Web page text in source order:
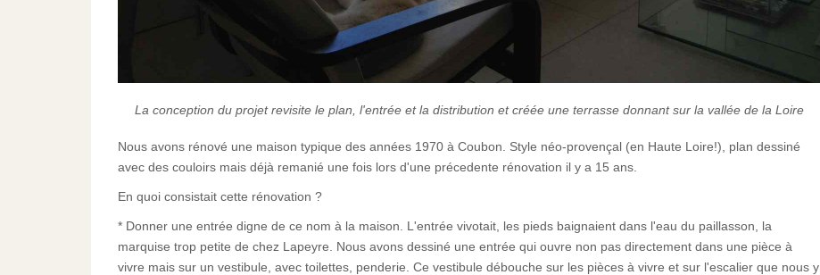
La conception du projet revisite le plan, l'entrée et la distribution et créée une terrasse donnant sur la vallée de la Loire
Nous avons rénové une maison typique des années 1970 à Coubon. Style néo-provençal (en Haute Loire!), plan dessiné
avec des couloirs mais déjà remanié une fois lors d'une précedente rénovation il y a 15 ans.
En quoi consistait cette rénovation ?
* Donner une entrée digne de ce nom à la maison. L'entrée vivotait, les pieds baignaient dans l'eau du paillasson, la
marquise trop petite de chez Lapeyre. Nous avons dessiné une entrée qui ouvre non pas directement dans une pièce à
vivre mais sur un vestibule, avec toilettes, penderie. Ce vestibule débouche sur les pièces à vivre et sur l'escalier que nous y